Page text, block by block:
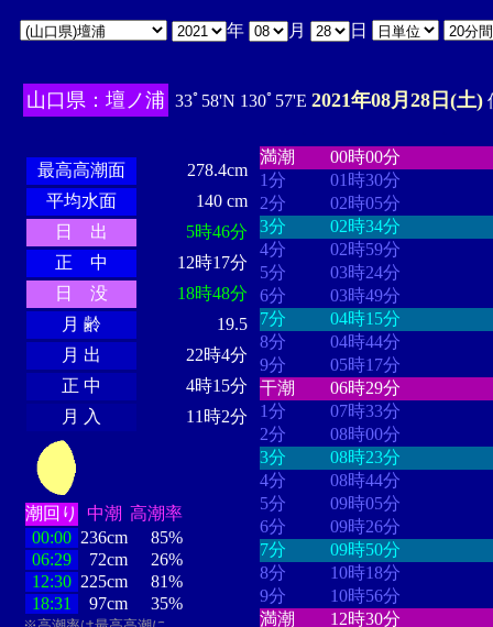
年 月 日
山口県：壇ノ浦 33ﾟ58'N 130ﾟ57'E 2021年08月28日(土)
最高高潮面
278.4cm
平均水面
140 cm
日 出
5時46分
正 中
12時17分
日 没
18時48分
月 齢
19.5
月 出
22時4分
正 中
4時15分
月 入
11時2分
潮回り 中潮 高潮率
00:00 236cm
85%
06:29
72cm
26%
12:30 225cm
81%
18:31
97cm 35%
満潮
00時00分
1分
01時30分
2分
02時05分
3分
02時34分
4分
02時59分
5分
03時24分
6分
03時49分
7分
04時15分
8分
04時44分
9分
05時17分
干潮
06時29分
1分
07時33分
2分
08時00分
3分
08時23分
4分
08時44分
5分
09時05分
6分
09時26分
7分
09時50分
8分
10時18分
9分
10時56分
満潮
12時30分